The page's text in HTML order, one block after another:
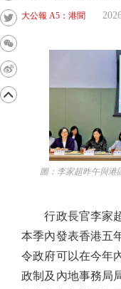
大公報 A5：港聞
圖：李家超昨午與港區
行政長官李家超
本季內發表香港五
令政府可以在今年
政制及內地事務局